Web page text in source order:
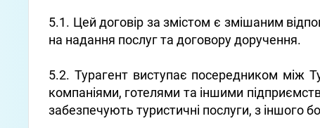
5.1. Цей договір за змістом є змішаним
на надання послуг та договору доручення.
5.2. Турагент виступає посередником між
компаніями, готелями та іншими
забезпечують туристичні послуги, з іншого